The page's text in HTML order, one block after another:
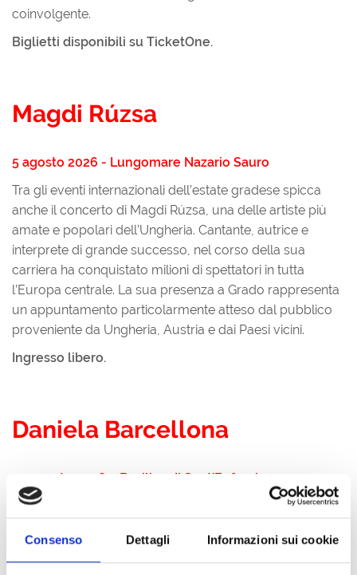
Consenso Dettagli Informazioni sui cookie
coinvolgente.
Biglietti disponibili su TicketOne.
Magdi Rúzsa
5 agosto 2026 - Lungomare Nazario Sauro
Tra gli eventi internazionali dell’estate gradese spicca
anche il concerto di Magdi Rúzsa, una delle artiste più
amate e popolari dell’Ungheria. Cantante, autrice e
interprete di grande successo, nel corso della sua
carriera ha conquistato milioni di spettatori in tutta
l’Europa centrale. La sua presenza a Grado rappresenta
un appuntamento particolarmente atteso dal pubblico
proveniente da Ungheria, Austria e dai Paesi vicini.
Ingresso libero.
Daniela Barcellona
20 agosto 2026 – Basilica di Sant’Eufemia
La Basilica di Sant’Eufemia ospiterà il recital del
delle voci più autorevoli del panorama lirico
internazionale. Artista applaudita nei più prestigiosi teatri